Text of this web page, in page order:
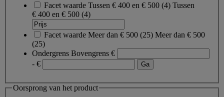
Facet waarde Tussen € 400 en € 500 (4) Tussen
€ 400 en € 500 (4)
Facet waarde Meer dan € 500 (25) Meer dan € 500
(25)
Ondergrens Bovengrens €
- €
Oorsprong van het product